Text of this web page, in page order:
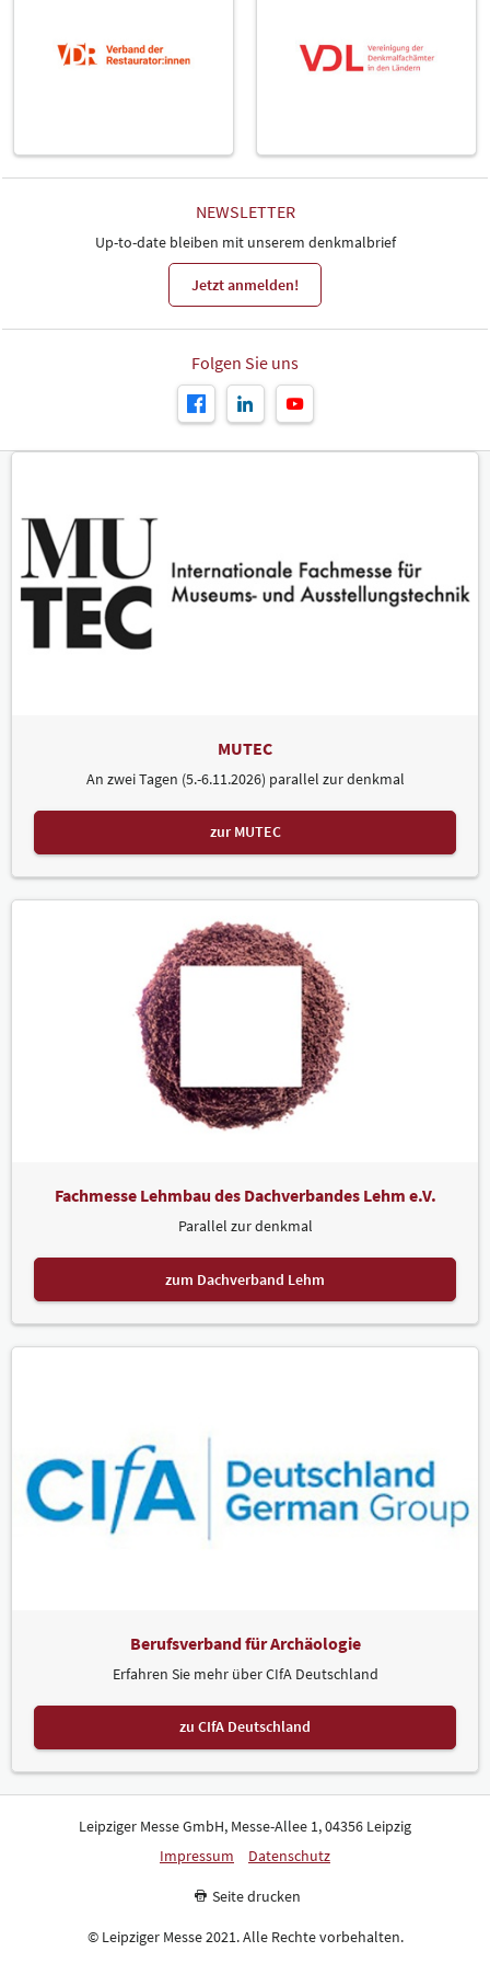
NEWSLETTER
Up-to-date bleiben mit unserem denkmalbrief
Jetzt anmelden!
Folgen Sie uns
MUTEC
An zwei Tagen (5.-6.11.2026) parallel zur denkmal
zur MUTEC
Fachmesse Lehmbau des Dachverbandes Lehm e.V.
Parallel zur denkmal
zum Dachverband Lehm
Berufsverband für Archäologie
Erfahren Sie mehr über CIfA Deutschland
zu CIfA Deutschland
Leipziger Messe GmbH, Messe-Allee 1, 04356 Leipzig
Impressum
Datenschutz
Seite drucken
© Leipziger Messe 2021. Alle Rechte vorbehalten.